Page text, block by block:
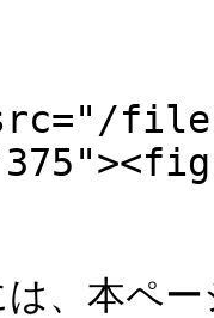
files/
、本ペ